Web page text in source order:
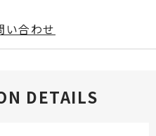
い合わせ
DETAILS